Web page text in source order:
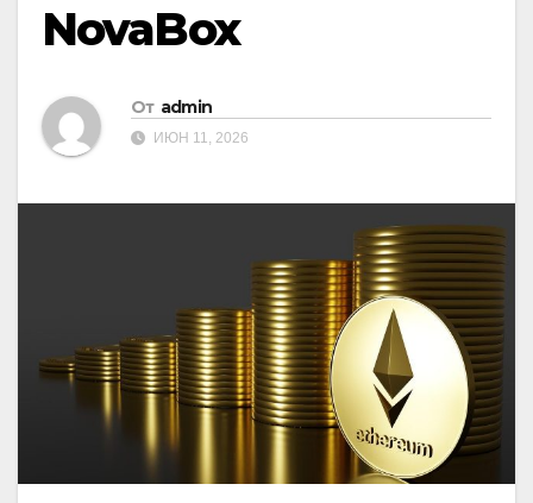
NovaBox
От admin
ИЮН 11, 2026